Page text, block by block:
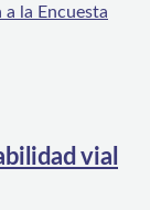
la Encuesta
vial